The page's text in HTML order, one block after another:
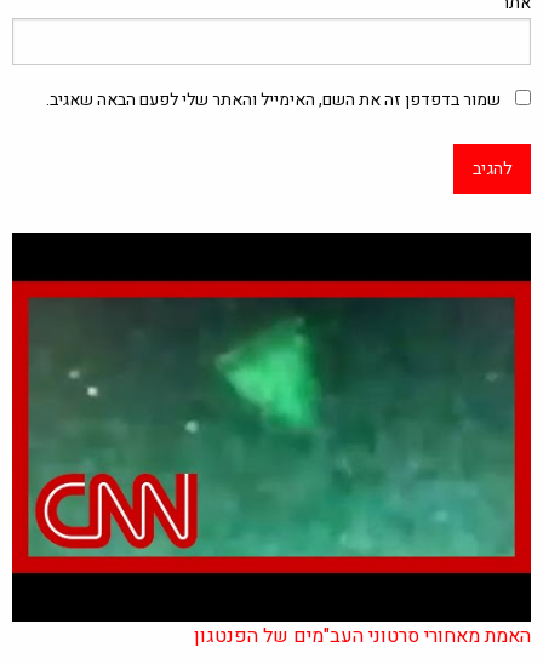
שמור בדפדפן זה את השם, האימייל והאתר שלי לפעם הבאה שאגיב.
האמת מאחורי סרטוני העב"מים של הפנטגון